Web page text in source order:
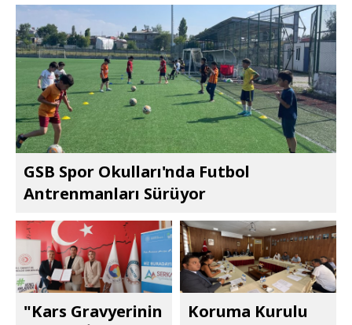
GSB Spor Okulları'nda Futbol
Antrenmanları Sürüyor
"Kars Gravyerinin
Koruma Kurulu